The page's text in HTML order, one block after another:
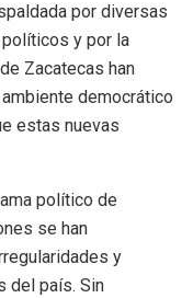
por diversas
y por la
Zacatecas han
democrático
estas nuevas
político de
se han
y
del país. Sin